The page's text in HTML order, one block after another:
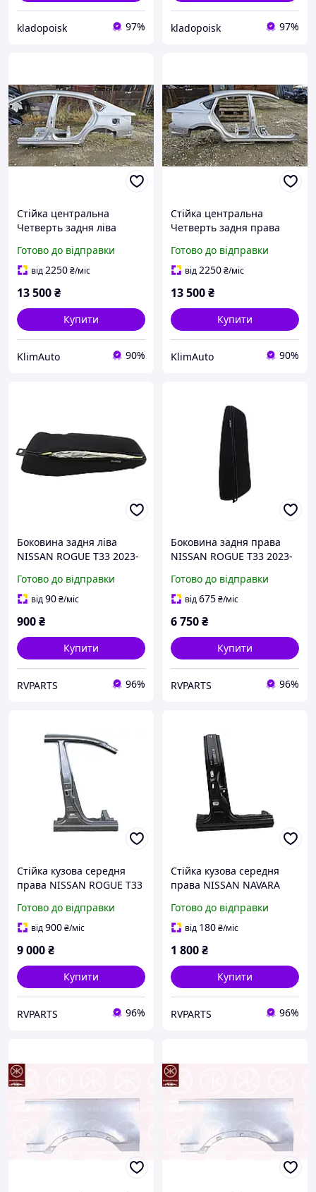
kladopoisk 97% kladopoisk 97%
Стійка центральна
Четверть задня ліва
2019) G8101-9HSAA G6023-
9HSAA
Готово до відправки
від2250₴/міс
13 500₴
Купити
KlimAuto 90%
Стійка центральна
Четверть задня права
2019) G8100-9HSAA G6022-
9HSAA
Готово до відправки
від2250₴/міс
13 500₴
Купити
KlimAuto 90%
Боковина задня ліва
NISSAN ROGUE T33 2023-
6RR0A
Готово до відправки
від90₴/міс
900₴
Купити
RVPARTS 96%
Боковина задня права
NISSAN ROGUE T33 2023-
Готово до відправки
від675₴/міс
6 750₴
Купити
RVPARTS 96%
Стійка кузова середня
права NISSAN ROGUE T33
Готово до відправки
від900₴/міс
9 000₴
Купити
RVPARTS 96%
Стійка кузова середня
права NISSAN NAVARA
76530EB330
Готово до відправки
від 180₴/міс
1 800₴
Купити
RVPARTS 96%